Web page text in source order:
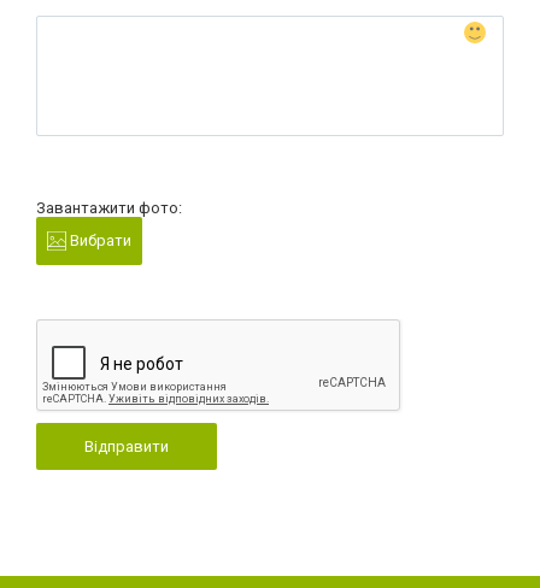
Завантажити фото:
Вибрати
Відправити